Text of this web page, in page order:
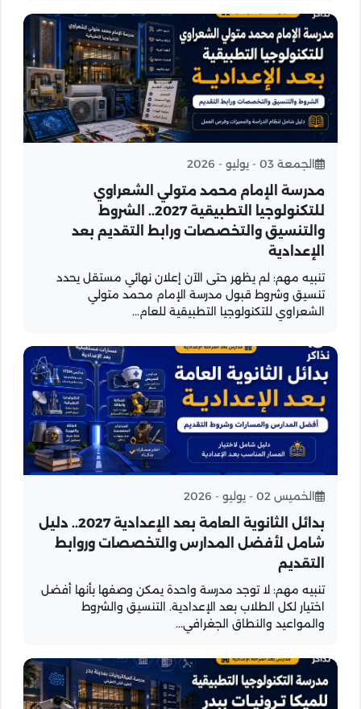
الجمعة 03 - يوليو - 2026
مدرسة الإمام محمد متولي الشعراوي
للتكنولوجيا التطبيقية 2027.. الشروط
والتنسيق والتخصصات ورابط التقديم بعد
الإعدادية
تنبيه مهم: لم يظهر حتى الآن إعلان نهائي مستقل يحدد
تنسيق وشروط قبول مدرسة الإمام محمد متولي
الشعراوي للتكنولوجيا التطبيقية للعام...
الخميس 02 - يوليو - 2026
بدائل الثانوية العامة بعد الإعدادية 2027.. دليل
شامل لأفضل المدارس والتخصصات وروابط
التقديم
تنبيه مهم: لا توجد مدرسة واحدة يمكن وصفها بأنها أفضل
اختيار لكل الطلاب بعد الإعدادية. التنسيق والشروط
والمواعيد والنطاق الجغرافي...